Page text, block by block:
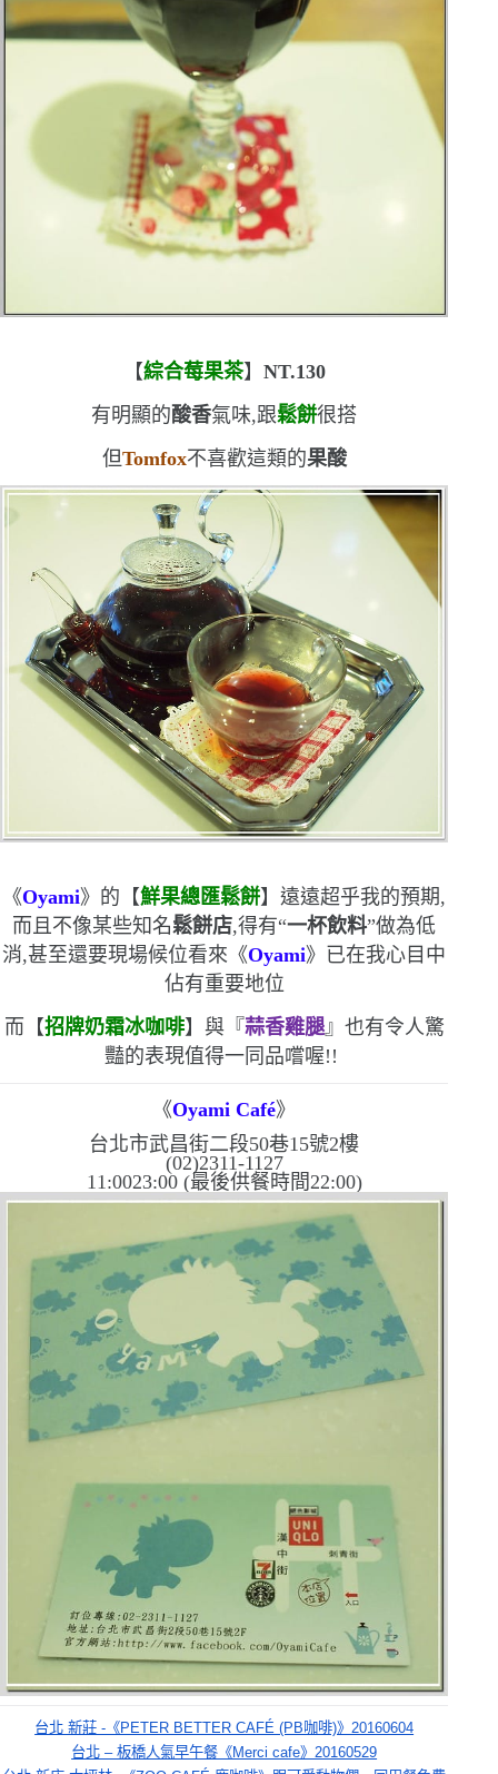
【綜合莓果茶】 NT.130
有明顯的酸香氣味,跟鬆餅很搭
但Tomfox不喜歡這類的果酸
《Oyami》的【鮮果總匯鬆餅】遠遠超乎我的預期,
而且不像某些知名鬆餅店,得有“一杯飲料”做為低
消,甚至還要現場候位看來《Oyami》已在我心目中
佔有重要地位
而【招牌奶霜冰咖啡】與『蒜香雞腿』也有令人驚
豔的表現值得一同品嚐喔!!
《Oyami Café》
台北市武昌街二段50巷15號2樓
(02)2311-1127
11:0023:00 (最後供餐時間22:00)
台北 新莊 -《PETER BETTER CAFÉ (PB咖啡)》20160604
台北 – 板橋人氣早午餐《Merci cafe》20160529